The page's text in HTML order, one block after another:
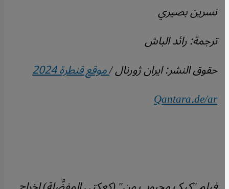
نسرين بصيري
ترجمة: رائد الباش
حقوق النشر: ايران ژورنال /موقع قنطرة 2024
Qantara.de/ar